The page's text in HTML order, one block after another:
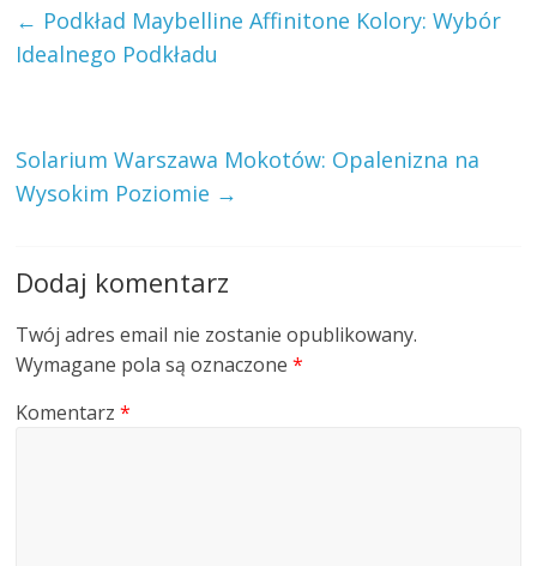
← Podkład Maybelline Affinitone Kolory: Wybór
Idealnego Podkładu
Solarium Warszawa Mokotów: Opalenizna na
Wysokim Poziomie →
Dodaj komentarz
Twój adres email nie zostanie opublikowany.
Wymagane pola są oznaczone*
Komentarz*